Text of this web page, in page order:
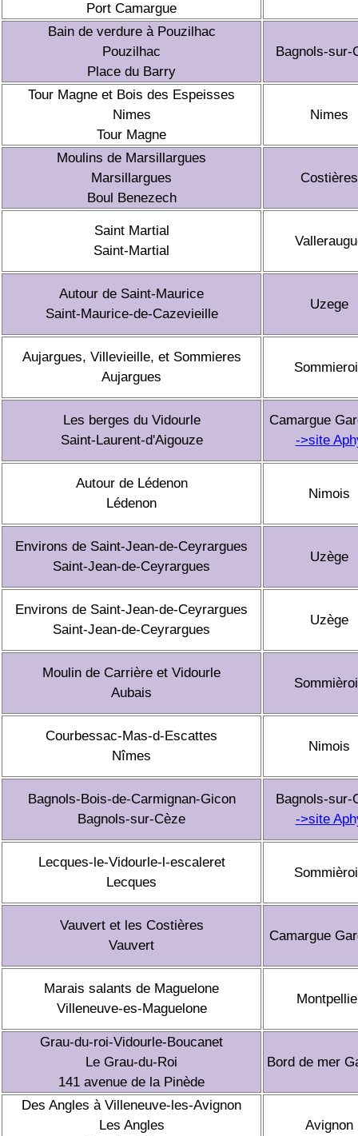
Port Camargue
Bain de verdure à Pouzilhac
Pouzilhac
Place du Barry
Bagnols-sur-
Tour Magne et Bois des Espeisses
Nimes
Tour Magne
Nimes
Moulins de Marsillargues
Marsillargues
Boul Benezech
Costières
Saint Martial
Saint-Martial
Autour de Saint-Maurice
Saint-Maurice-de-Cazevieille
Uzege
Aujargues, Villevieille, et Sommieres
Aujargues
Les berges du Vidourle
Saint-Laurent-d'Aigouze
Camargue
->site
Autour de Lédenon
Lédenon
Nimois
Environs de Saint-Jean-de-Ceyrargues
Saint-Jean-de-Ceyrargues
Uzège
Environs de Saint-Jean-de-Ceyrargues
Saint-Jean-de-Ceyrargues
Uzège
Moulin de Carrière et Vidourle
Aubais
Courbessac-Mas-d-Escattes
Nîmes
Nimois
Bagnols-Bois-de-Carmignan-Gicon
Bagnols-sur-Cèze
Bagnols-sur-
->site
Lecques-le-Vidourle-l-escaleret
Lecques
Vauvert et les Costières
Vauvert
Camargue
Marais salants de Maguelone
Villeneuve-es-Maguelone
Grau-du-roi-Vidourle-Boucanet
Le Grau-du-Roi
141 avenue de la Pinède
Bord de mer
Des Angles à Villeneuve-les-Avignon
Les Angles
Avignon